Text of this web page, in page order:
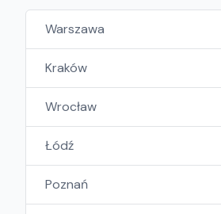
Warszawa
Kraków
Wrocław
Łódź
Poznań